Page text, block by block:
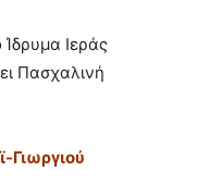
Ίδρυμα Ιεράς
Πασχαλινή
Γιωργιού